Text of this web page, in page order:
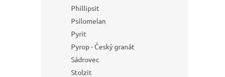
Phillipsit
Psilomelan
Pyrit
Pyrop - Český granát
Sádrovec
Stolzit